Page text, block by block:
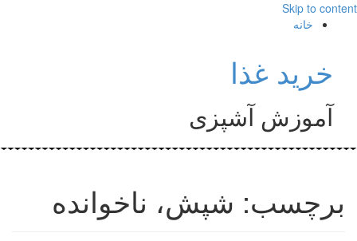
Skip to content
خانه
خرید غذا
آموزش آشپزی
برچسب: شپش، ناخوانده‌